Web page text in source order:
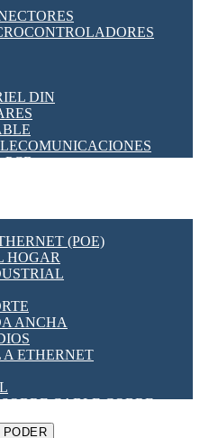
CARRERA
Y TC'S DE CORRIENTE
PROGRAMABLES
[VDF]
DIN
PCB
SSR
(POE)
HOGAR
ANCHA
A ETHERNET
CABLE COBRE